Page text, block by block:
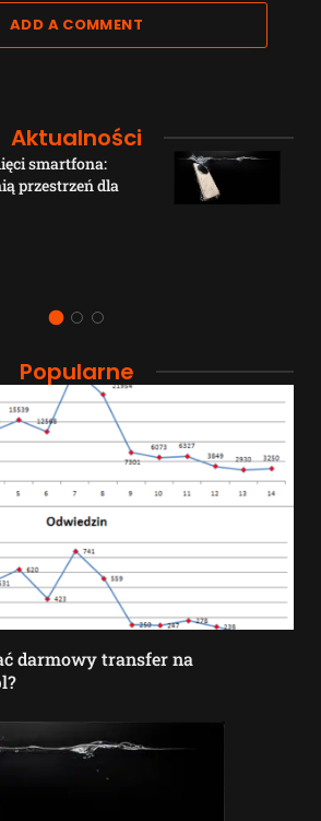
ADD A COMMENT
Aktualności
smartfona:
przestrzeń dla
Popularne
darmowy transfer na